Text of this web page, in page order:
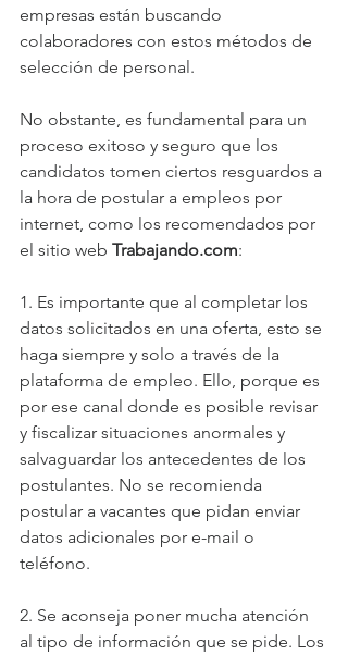
empresas están buscando
colaboradores con estos métodos de
selección de personal.
No obstante, es fundamental para un
proceso exitoso y seguro que los
candidatos tomen ciertos resguardos a
la hora de postular a empleos por
internet, como los recomendados por
el sitio web Trabajando.com:
1. Es importante que al completar los
datos solicitados en una oferta, esto se
haga siempre y solo a través de la
plataforma de empleo. Ello, porque es
por ese canal donde es posible revisar
y fiscalizar situaciones anormales y
salvaguardar los antecedentes de los
postulantes. No se recomienda
postular a vacantes que pidan enviar
datos adicionales por e-mail o
teléfono.
2. Se aconseja poner mucha atención
al tipo de información que se pide. Los